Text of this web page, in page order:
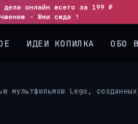
дела онлайн всего за 199 ₽
- Жми сюда !
мультфильмов Lego,